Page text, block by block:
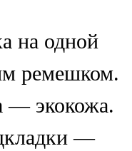
на одной
ремешком.
— экокожа.
—